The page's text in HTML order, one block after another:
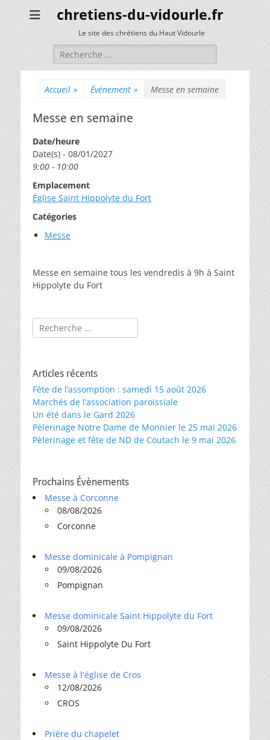
chretiens-du-vidourle.fr
Le site des chrétiens du Haut Vidourle
Rechercher :
Accueil » Évènement » Messe en semaine
Messe en semaine
Date/heure
Date(s) - 08/01/2027
9:00 - 10:00
Emplacement
Église Saint Hippolyte du Fort
Catégories
Messe
Messe en semaine tous les vendredis à 9h à Saint
Hippolyte du Fort
Rechercher :
Articles récents
Fête de l’assomption : samedi 15 août 2026
Marchés de l’association paroissiale
Un été dans le Gard 2026
Pèlerinage Notre Dame de Monnier le 25 mai 2026
Pèlerinage et fête de ND de Coutach le 9 mai 2026
Prochains Évènements
Messe à Corconne
08/08/2026
Corconne
Messe dominicale à Pompignan
09/08/2026
Pompignan
Messe dominicale Saint Hippolyte du Fort
09/08/2026
Saint Hippolyte Du Fort
Messe à l'église de Cros
12/08/2026
CROS
Prière du chapelet